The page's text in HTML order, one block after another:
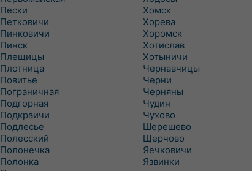
Пески
Петковичи
Пинковичи
Пинск
Плещицы
Плотница
Повитье
Пограничная
Подгорная
Подкраичи
Подлесье
Полесский
Полонечка
Полонка
Хомск
Хорева
Хоромск
Хотислав
Хотыничи
Чернавчицы
Черни
Черняны
Чудин
Чухово
Шерешево
Щерчово
Яечковичи
Язвинки